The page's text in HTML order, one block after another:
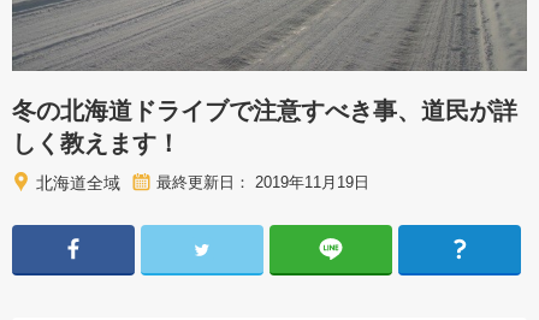
冬の北海道ドライブで注意すべき事、道民が詳
しく教えます！
北海道全域 最終更新日： 2019年11月19日